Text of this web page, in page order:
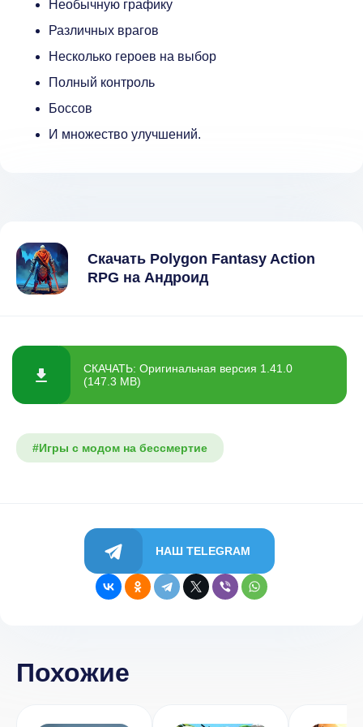
Необычную графику
Различных врагов
Несколько героев на выбор
Полный контроль
Боссов
И множество улучшений.
Скачать Polygon Fantasy Action
RPG на Андроид
СКАЧАТЬ: Оригинальная версия 1.41.0
(147.3 MB)
#Игры с модом на бессмертие
НАШ TELEGRAM
Похожие